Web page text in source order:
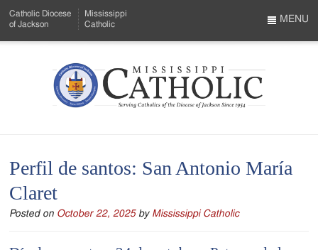
to
Menu
Content
Catholic Diocese
of Jackson
Mississippi
Catholic
Mississippi
Serving
Catholics
of
MENU
Perfil de santos: San Antonio María
Claret
Posted on October 22, 2025 by Mississippi Catholic